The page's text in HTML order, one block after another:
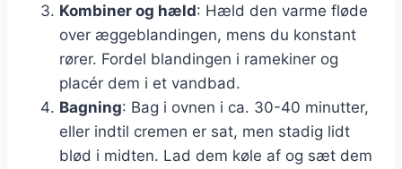
Kombiner og hæld: Hæld den varme fløde
over æggeblandingen, mens du konstant
rører. Fordel blandingen i ramekiner og
placér dem i et vandbad.
Bagning: Bag i ovnen i ca. 30-40 minutter,
eller indtil cremen er sat, men stadig lidt
blød i midten. Lad dem køle af og sæt dem